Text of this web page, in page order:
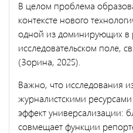
В целом проблема
контексте нового
одной из доминирующих в
исследовательском поле,
(Зорина, 2025).
Важно, что исследования
журналистскими
эффект универсализации:
совмещает функции